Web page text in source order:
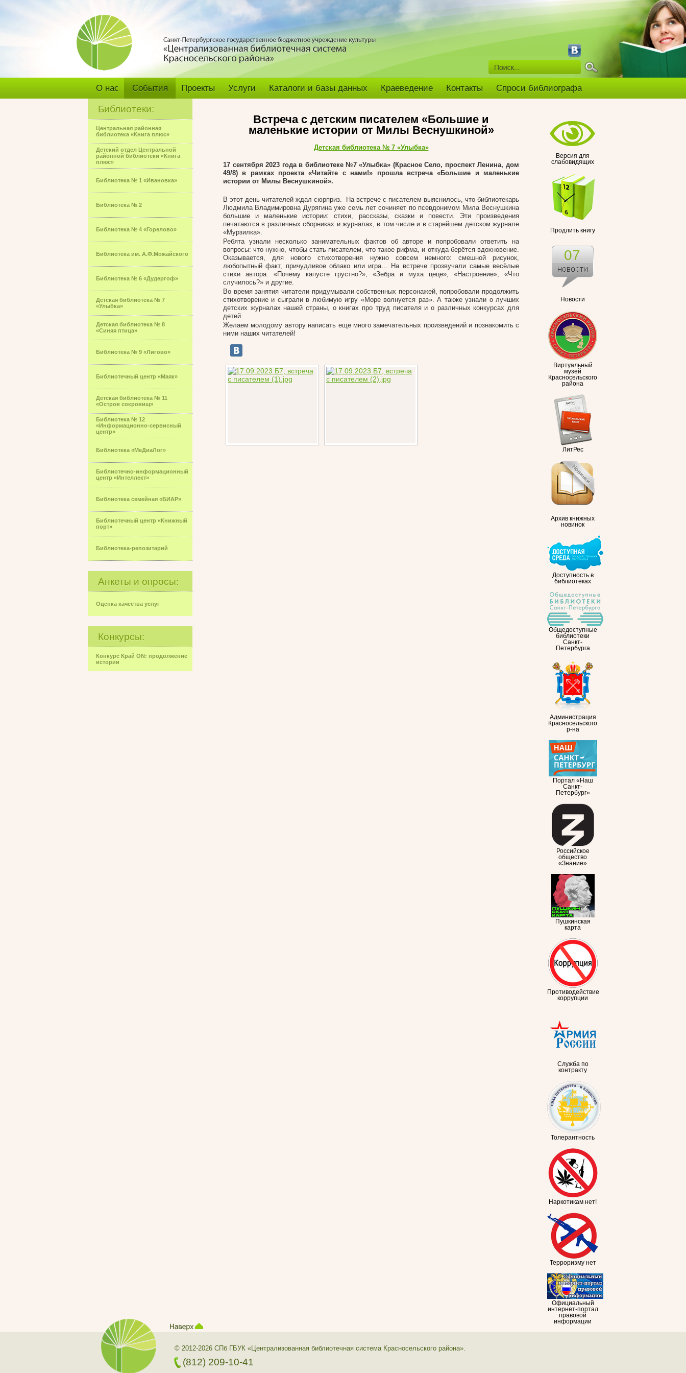
О нас События Проекты Услуги Каталоги и базы данных Краеведение Контакты Спроси библиографа
Библиотеки:
Центральная районная
библиотека «Книга плюс»
Детский отдел Центральной
районной библиотеки «Книга
плюс»
Библиотека № 1 «Ивановка»
Библиотека № 2
Библиотека № 4 «Горелово»
Библиотека им. А.Ф.Можайского
Библиотека № 6 «Дудергоф»
Детская библиотека № 7
«Улыбка»
Детская библиотека № 8
«Синяя птица»
Библиотека № 9 «Лигово»
Библиотечный центр «Маяк»
Детская библиотека № 11
«Остров сокровищ»
Библиотека № 12
«Информационно-сервисный
центр»
Библиотека «МеДиаЛог»
Библиотечно-информационный
центр «Интеллект»
Библиотека семейная «БИАР»
Библиотечный центр «Книжный
порт»
Библиотека-репозитарий
Анкеты и опросы:
Оценка качества услуг
Конкурсы:
Конкурс Край ON: продолжение
истории
Версия для
слабовидящих
Продлить книгу
Новости
07
Виртуальный
музей
Красносельского
района
ЛитРес
Архив книжных
новинок
Доступность в
библиотеках
Общедоступные
библиотеки
Санкт-
Петербурга
Администрация
Красносельского
р-на
Портал «Наш
Санкт-
Петербург»
Российское
общество
«Знание»
Пушкинская
карта
Противодействие
коррупции
Служба по
контракту
Толерантность
Наркотикам нет!
Терроризму нет
Официальный
интернет-портал
правовой
информации
Встреча с детским писателем «Большие и
маленькие истории от Милы Веснушкиной»
Детская библиотека № 7 «Улыбка»
17 сентября 2023 года в библиотеке №7 «Улыбка» (Красное Село, проспект Ленина, дом
49/8) в рамках проекта «Читайте с нами!» прошла встреча «Большие и маленькие
истории от Милы Веснушкиной».
В этот день читателей ждал сюрприз. На встрече с писателем выяснилось, что библиотекарь
Людмила Владимировна Дурягина уже семь лет сочиняет по псевдонимом Мила Веснушкина
большие и маленькие истории: стихи, рассказы, сказки и повести. Эти произведения
печатаются в различных сборниках и журналах, в том числе и в старейшем детском журнале
«Мурзилка».
Ребята узнали несколько занимательных фактов об авторе и попробовали ответить на
вопросы: что нужно, чтобы стать писателем, что такое рифма, и откуда берётся вдохновение.
Оказывается, для нового стихотворения нужно совсем немного: смешной рисунок,
любопытный факт, причудливое облако или игра… На встрече прозвучали самые весёлые
стихи автора: «Почему капусте грустно?», «Зебра и муха цеце», «Настроение», «Что
случилось?» и другие.
Во время занятия читатели придумывали собственных персонажей, попробовали продолжить
стихотворение и сыграли в любимую игру «Море волнуется раз». А также узнали о лучших
детских журналах нашей страны, о книгах про труд писателя и о различных конкурсах для
детей.
Желаем молодому автору написать еще много замечательных произведений и познакомить с
ними наших читателей!
© 2012-2026 СПб ГБУК «Централизованная библиотечная система Красносельского района».
(812) 209-10-41